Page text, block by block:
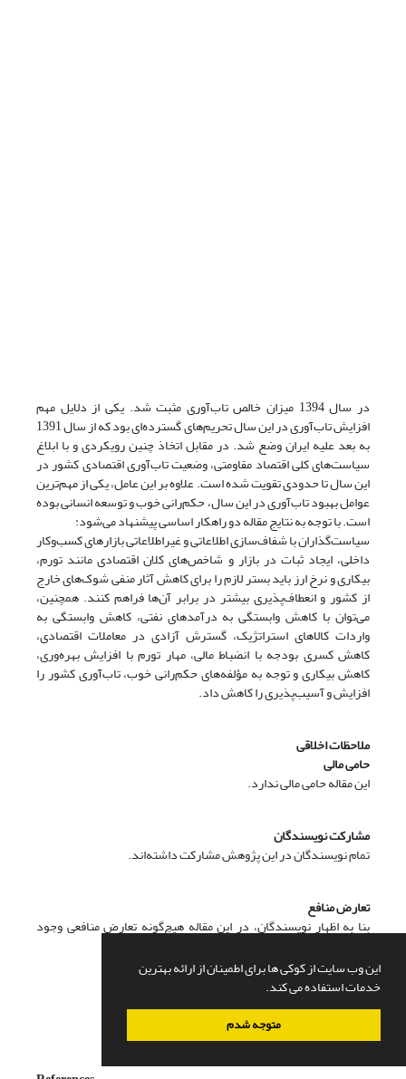
این وب سایت از کوکی ها برای اطمینان از ارائه بهترین
خدمات استفاده می کند.
متوجه شدم
در سال 1394 میزان خالص تاب‌آوری مثبت شد. یکی از دلایل مهم
افزایش تاب‌آوری در این سال تحریم‌های گسترده‌ای بود که از سال 1391
به بعد علیه ایران وضع شد. در مقابل اتخاذ چنین رویکردی و با ابلاغ
سیاست‌های کلی اقتصاد مقاومتی، وضعیت تاب‌آوری اقتصادی کشور در
این سال تا حدودی تقویت شده است. علاوه بر این عامل، یکی از مهم‌ترین
عوامل بهبود تاب‌آوری در این سال، حکم‌رانی خوب و توسعه انسانی بوده
است. با توجه به نتایج مقاله دو راهکار اساسی پیشنهاد می‌شود:
سیاست‌گذاران با شفاف‌سازی اطلاعاتی و غیراطلاعاتی بازارهای کسب‌و‌کار
داخلی، ایجاد ثبات در بازار و شاخص‌های کلان اقتصادی مانند تورم،
بیکاری و نرخ ارز باید بستر لازم را برای کاهش آثار منفی شوک‌های خارج
از کشور و انعطاف‌پذیری بیشتر در برابر آن‌ها فراهم کنند. همچنین،
می‌توان با کاهش وابستگی به درآمدهای نفتی، کاهش وابستگی به
واردات کالاهای استراتژیک، گسترش آزادی در معاملات اقتصادی،
کاهش کسری بودجه با انضباط مالی، مهار تورم با افزایش بهره‌وری،
کاهش بیکاری و توجه به مؤلفه‌های حکم‌رانی خوب، تاب‌آوری کشور را
افزایش و آسیب‌پذیری را کاهش داد.
ملاحظات اخلاقی
حامی مالی
این مقاله حامی مالی ندارد.
مشارکت نویسندگان
تمام نویسندگان در این پژوهش مشارکت داشته‌اند.
تعارض منافع
بنا به اظهار نویسندگان، در این مقاله هیچ‌گونه تعارض منافعی وجود